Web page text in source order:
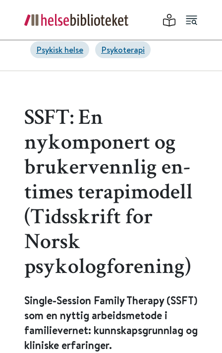
Psykisk helse Psykoterapi
SSFT: En
nykomponert og
brukervennlig en-
times terapimodell
(Tidsskrift for
Norsk
psykologforening)
Single-Session Family Therapy (SSFT)
som en nyttig arbeidsmetode i
familievernet: kunnskapsgrunnlag og
kliniske erfaringer.